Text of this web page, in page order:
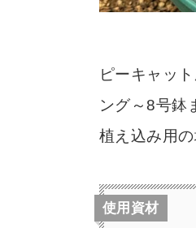
ピーキャッ
ング～8号鉢
植え込み用
使用資材